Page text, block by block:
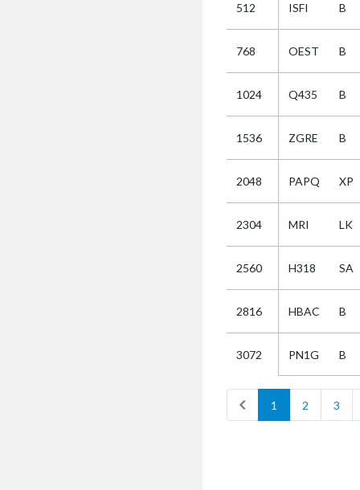
512 ISFI B
768 OEST B
1024 Q435 B
1536 ZGRE B
2048 PAPQ XP
2304 MRI LK
2560 H318 SA
2816 HBAC B
3072 PN1G B
chevron_left 1 2 3